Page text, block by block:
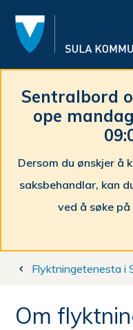
Sentralbord
ope
Dersom du ønskjer å
saksbehandlar, kan
ved å søke
Du
Flyktningetenesta i
Om